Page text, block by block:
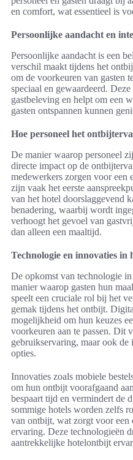
en comfort, wat essentieel is
Persoonlijke aandacht en
Persoonlijke aandacht is een
verschil maakt tijdens het
om de voorkeuren van gasten
speciaal en gewaardeerd.
gastbeleving en helpt om een
gasten ontspannen kunnen
Hoe personeel het
De manier waarop personeel
directe impact op de
medewerkers zorgen voor een
zijn vaak het eerste
van het hotel doorslaggevend
benadering, waarbij wordt
verhoogt het gevoel van
dan alleen een maaltijd.
Technologie en innovaties in
De opkomst van technologie
manier waarop gasten hun
speelt een cruciale rol bij het
gemak tijdens het ontbijt.
mogelijkheid om hun keuzes
voorkeuren aan te passen. Dit
gebruikservaring, maar ook de
opties.
Innovaties zoals mobiele
om hun ontbijt voorafgaand
bespaart tijd en vermindert de
sommige hotels worden zelfs
van ontbijt, wat zorgt voor een
ervaring. Deze technologieën
aantrekkelijke hotelontbijt